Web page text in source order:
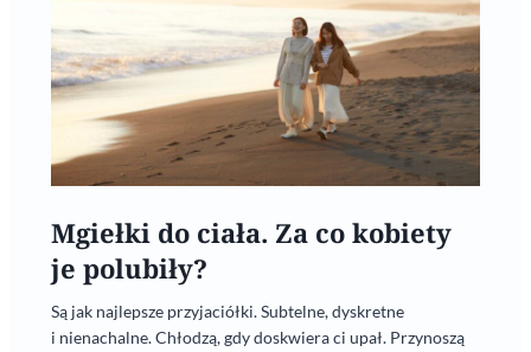
Mgiełki do ciała. Za co kobiety
je polubiły?
Są jak najlepsze przyjaciółki. Subtelne, dyskretne
i nienachalne. Chłodzą, gdy doskwiera ci upał. Przynoszą